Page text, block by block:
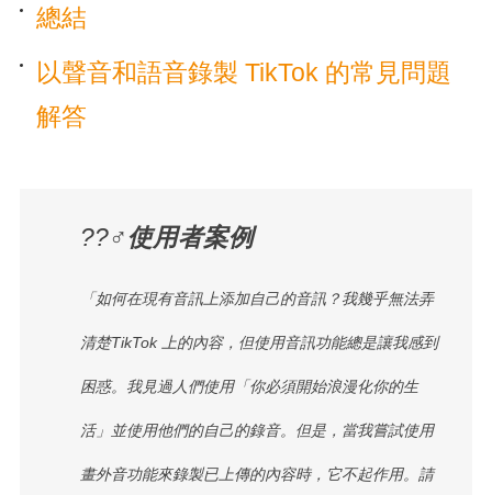
總結
以聲音和語音錄製 TikTok 的常見問題
解答
??‍♂️使用者案例
「如何在現有音訊上添加自己的音訊？我幾乎無法弄
清楚TikTok 上的內容，但使用音訊功能總是讓我感到
困惑。我見過人們使用「你必須開始浪漫化你的生
活」並使用他們的自己的錄音。但是，當我嘗試使用
畫外音功能來錄製已上傳的內容時，它不起作用。請